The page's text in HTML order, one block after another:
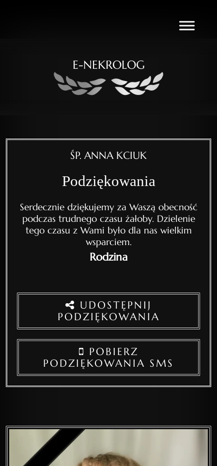
E-NEKROLOG
ŚP. ANNA KCIUK
Podziękowania
Serdecznie dziękujemy za Waszą obecność
podczas trudnego czasu żałoby. Dzielenie
tego czasu z Wami było dla nas wielkim
wsparciem.
Rodzina
UDOSTĘPNIJ
PODZIĘKOWANIA
POBIERZ
PODZIĘKOWANIA SMS